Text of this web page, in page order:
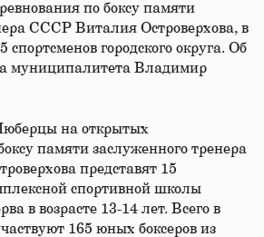
по боксу памяти
СССР Виталия Островерхова, в
спортсменов городского округа. Об
муниципалитета Владимир
на открытых
памяти заслуженного тренера
представят 15
спортивной школы
в возрасте 13-14 лет. Всего в
165 юных боксеров из